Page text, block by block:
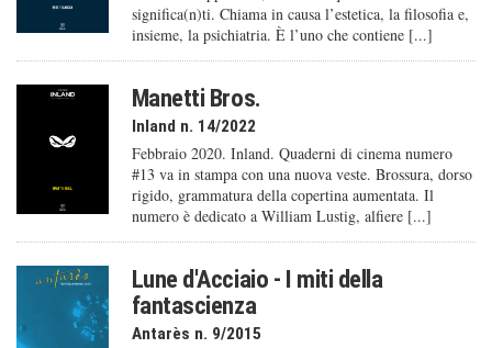
significa(n)ti. Chiama in causa l’estetica, la filosofia e,
insieme, la psichiatria. È l’uno che contiene [...]
Manetti Bros.
Inland n. 14/2022
Febbraio 2020. Inland. Quaderni di cinema numero
#13 va in stampa con una nuova veste. Brossura, dorso
rigido, grammatura della copertina aumentata. Il
numero è dedicato a William Lustig, alfiere [...]
Lune d'Acciaio - I miti della
fantascienza
Antarès n. 9/2015